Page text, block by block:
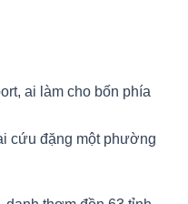
ai làm cho bốn phía
cứu đặng một phường